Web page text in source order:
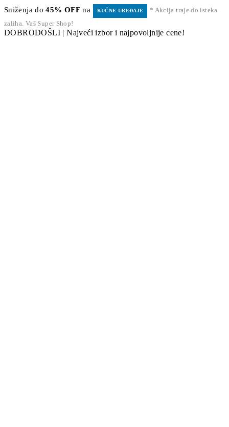
Sniženja do45% OFF na KUĆNE UREĐAJE
* Akcija traje do isteka
zaliha. Vaš Super Shop!
DOBRODOŠLI | Najveći izbor i najpovoljnije cene!